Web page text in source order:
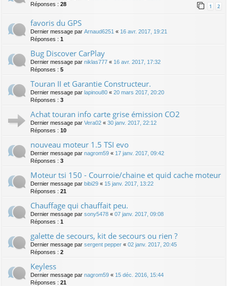
Réponses : 28 1 2
favoris du GPS
Dernier message par Arnaud6251 « 16 avr. 2017, 19:21
Réponses : 1
Bug Discover CarPlay
Dernier message par niklas777 « 16 avr. 2017, 17:32
Réponses : 5
Touran II et Garantie Constructeur.
Dernier message par lapinou80 « 20 mars 2017, 20:20
Réponses : 3
Achat touran info carte grise émission CO2
Dernier message par Vera02 « 30 janv. 2017, 22:12
Réponses : 10
nouveau moteur 1.5 TSI evo
Dernier message par nagrom59 « 17 janv. 2017, 09:42
Réponses : 3
Moteur tsi 150 - Courroie/chaine et quid cache moteur
Dernier message par bibi29 « 15 janv. 2017, 13:22
Réponses : 21
Chauffage qui chauffait peu.
Dernier message par sony5478 « 07 janv. 2017, 09:08
Réponses : 1
galette de secours, kit de secours ou rien ?
Dernier message par sergent pepper « 02 janv. 2017, 20:45
Réponses : 2
Keyless
Dernier message par nagrom59 « 15 déc. 2016, 15:44
Réponses : 21